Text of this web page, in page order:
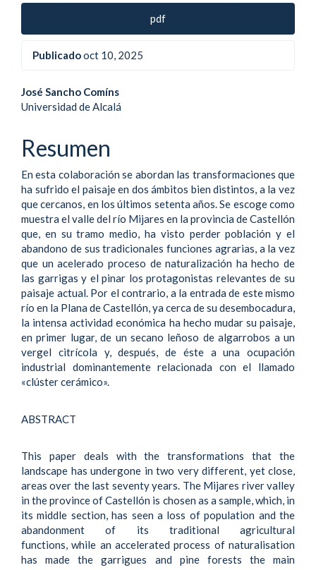
pdf
Publicadooct 10, 2025
Contenido
del
artículo
José Sancho Comíns
Universidad de Alcalá
Resumen
En esta colaboración se abordan las transformaciones que
ha sufrido el paisaje en dos ámbitos bien distintos, a la vez
que cercanos, en los últimos setenta años. Se escoge como
muestra el valle del río Mijares en la provincia de Castellón
que, en su tramo medio, ha visto perder población y el
abandono de sus tradicionales funciones agrarias, a la vez
que un acelerado proceso de naturalización ha hecho de
las garrigas y el pinar los protagonistas relevantes de su
paisaje actual. Por el contrario, a la entrada de este mismo
río en la Plana de Castellón, ya cerca de su desembocadura,
la intensa actividad económica ha hecho mudar su paisaje,
en primer lugar, de un secano leñoso de algarrobos a un
vergel citrícola y, después, de éste a una ocupación
industrial dominantemente relacionada con el llamado
«clúster cerámico».
ABSTRACT
This paper deals with the transformations that the
landscape has undergone in two very different, yet close,
areas over the last seventy years. The Mijares river valley
in the province of Castellón is chosen as a sample, which, in
its middle section, has seen a loss of population and the
abandonment of its traditional agricultural
functions, while an accelerated process of naturalisation
has made the garrigues and pine forests the main